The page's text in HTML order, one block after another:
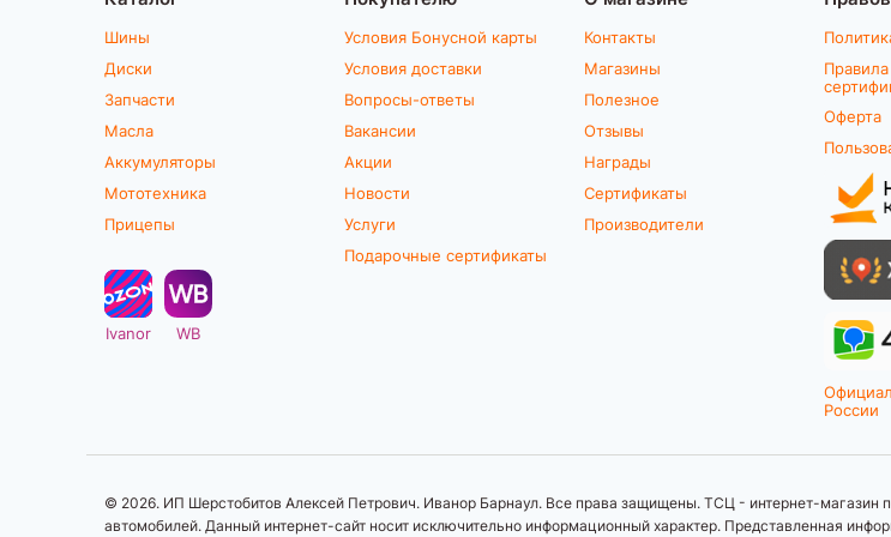
Шины
Диски
Запчасти
Масла
Аккумуляторы
Мототехника
Прицепы
Ivanor WB
Условия Бонусной карты
Условия доставки
Вопросы-ответы
Вакансии
Акции
Новости
Услуги
Подарочные сертификаты
Контакты
Магазины
Полезное
Отзывы
Награды
Сертификаты
Производители
Оферта
России
© 2026. ИП Шерстобитов Алексей Петрович. Иванор Барнаул. Все права защищены. ТСЦ - интернет-магазин
автомобилей. Данный интернет-сайт носит исключительно информационный характер. Представленная